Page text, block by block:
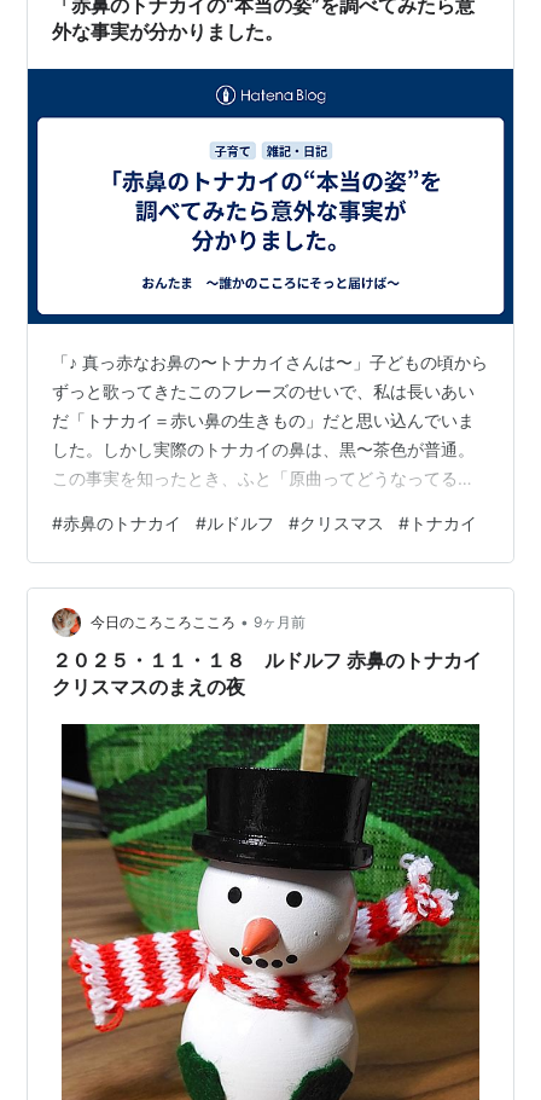
「赤鼻のトナカイの“本当の姿”を調べてみたら意
外な事実が分かりました。
「♪ 真っ赤なお鼻の〜トナカイさんは〜」子どもの頃から
ずっと歌ってきたこのフレーズのせいで、私は長いあい
だ「トナカイ＝赤い鼻の生きもの」だと思い込んでいま
した。しかし実際のトナカイの鼻は、黒〜茶色が普通。
この事実を知ったとき、ふと「原曲ってどうなってるん
語版には ダッシャー、ダンサー、プランサー、ヴィクセ
ン、コメット、キューピッド、ドナー、ブリッツェン
と、最初からトナカイが8頭も登場するではありません
か。しかも今回の主役である“赤鼻のトナカイ”の名前は
ルドルフ（Rudolph）。……え、ルドルフって誰？ 初耳
なんですけど。というわけで、日本…
#赤鼻のトナカイ #ルドルフ #クリスマス # トナカイ
今日のころころこころ • 9ヶ月前
２０２５・１１・１８ ルドルフ 赤鼻のトナカイ
クリスマスのまえの夜